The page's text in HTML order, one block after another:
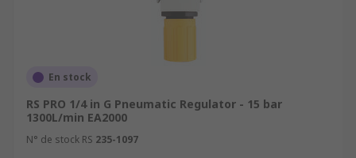
En stock
RS PRO 1/4 in G Pneumatic Regulator - 15 bar
1300L/min EA2000
N° de stock RS 235-1097